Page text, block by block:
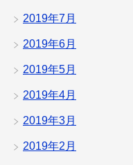
2019年7月
2019年6月
2019年5月
2019年4月
2019年3月
2019年2月